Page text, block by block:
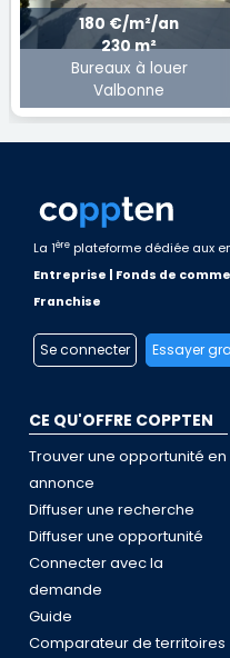
180 €/m²/an
230 m²
Bureaux à louer
Valbonne
La 1ère plateforme dédiée aux
Entreprise | Fonds de
Franchise
Se connecter Essayer
CE QU'OFFRE COPPTEN
Trouver une opportunité en
annonce
Diffuser une recherche
Diffuser une opportunité
Connecter avec la
demande
Guide
Comparateur de territoires